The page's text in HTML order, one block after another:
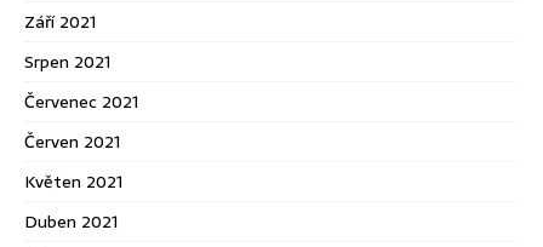
Září 2021
Srpen 2021
Červenec 2021
Červen 2021
Květen 2021
Duben 2021